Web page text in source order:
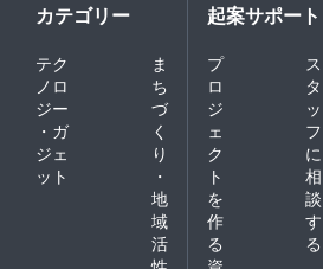
カテゴリー
テク
ノロ
ジー
・ガ
ジェ
ット
ま
ち
づ
く
り
・
地
域
活
起案サポート
プ
ロ
ジ
ェ
ク
ト
を
作
る
ス
タ
ッ
フ
に
相
談
す
る